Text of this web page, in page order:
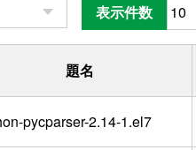
表示件数
題名
pycparser-2.14-1.el7